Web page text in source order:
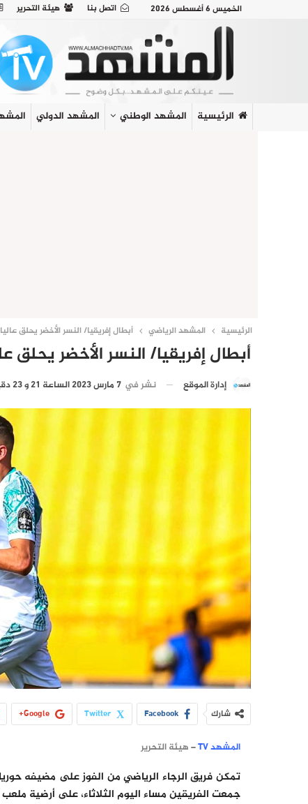
الخميس 6 أغسطس 2026 اتصل بنا هيئة التحرير
الرئيسية المشهد الوطني المشهد الدولي
الرئيسية المشهد الرياضي أبطال إفريقيا/ النسر الأخضر يحلق
أبطال إفريقيا/ النسر الأخضر
إدارة الموقع نشر في 7 مارس 2023 الساعة 21 و 23 دقيقة
شارك Facebook
Twitter
Google+
المشهد TV – هيئة التحرير
تمكن فريق الرجاء الرياضي من الفوز على مضيفه
جمعت الفريقين مساء اليوم الثلاثاء، على أرضية ملعب 26 مارس، برسم مرحلة دور المجموعات من دوري أبطال